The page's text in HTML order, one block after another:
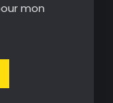
mon